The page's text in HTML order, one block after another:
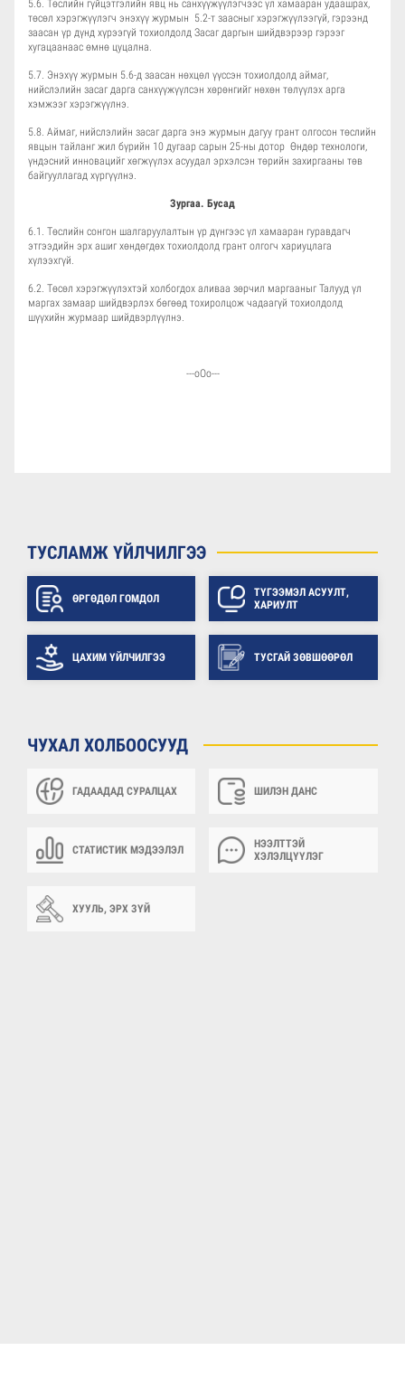
5.6. Төслийн гүйцэтгэлийн явц нь санхүүжүүлэгчээс үл хамааран удаашрах,
төсөл хэрэгжүүлэгч энэхүү журмын 5.2-т заасныг хэрэгжүүлээгүй, гэрээнд
заасан үр дүнд хүрээгүй тохиолдолд Засаг даргын шийдвэрээр гэрээг
хугацаанаас өмнө цуцална.
5.7. Энэхүү журмын 5.6-д заасан нөхцөл үүссэн тохиолдолд аймаг,
нийслэлийн засаг дарга санхүүжүүлсэн хөрөнгийг нөхөн төлүүлэх арга
хэмжээг хэрэгжүүлнэ.
5.8. Аймаг, нийслэлийн засаг дарга энэ журмын дагуу грант олгосон төслийн
явцын тайланг жил бүрийн 10 дугаар сарын 25-ны дотор Өндөр технологи,
үндэсний инновацийг хөгжүүлэх асуудал эрхэлсэн төрийн захиргааны төв
байгууллагад хүргүүлнэ.
Зургаа. Бусад
6.1. Төслийн сонгон шалгаруулалтын үр дүнгээс үл хамааран гуравдагч
этгээдийн эрх ашиг хөндөгдөх тохиолдолд грант олгогч хариуцлага
хүлээхгүй.
6.2. Төсөл хэрэгжүүлэхтэй холбогдох аливаа зөрчил маргааныг Талууд үл
маргах замаар шийдвэрлэх бөгөөд тохиролцож чадаагүй тохиолдолд
шүүхийн журмаар шийдвэрлүүлнэ.
---оОо---
ТУСЛАМЖ ҮЙЛЧИЛГЭЭ
ӨРГӨДӨЛ ГОМДОЛ
ТҮГЭЭМЭЛ АСУУЛТ,
ХАРИУЛТ
ЦАХИМ ҮЙЛЧИЛГЭЭ ТУСГАЙ ЗӨВШӨӨРӨЛ
ЧУХАЛ ХОЛБООСУУД
ГАДААДАД СУРАЛЦАХ ШИЛЭН ДАНС
СТАТИСТИК МЭДЭЭЛЭЛ
НЭЭЛТТЭЙ
ХЭЛЭЛЦҮҮЛЭГ
ХУУЛЬ, ЭРХ ЗҮЙ